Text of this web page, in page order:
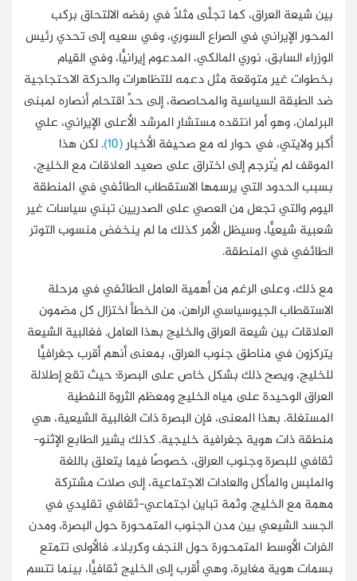
بين شيعة العراق، كما تجلَّى مثلًا في رفضه الالتحاق بركب
المحور الإيراني في الصراع السوري، وفي سعيه إلى تحدي رئيس
الوزراء السابق، نوري المالكي، المدعوم إيرانيًّا، وفي القيام
بخطوات غير متوقعة مثل دعمه للتظاهرات والحركة الاحتجاجية
ضد الطبقة السياسية والمحاصصة، إلى حدِّ اقتحام أنصاره لمبنى
البرلمان، وهو أمر انتقده مستشار المرشد الأعلى الإيراني، علي
أكبر ولايتي، في حوار له مع صحيفة الأخبار(10)
. لكن هذا
الموقف لم يُترجم إلى اختراق على صعيد العلاقات مع الخليج،
بسبب الحدود التي يرسمها الاستقطاب الطائفي في المنطقة
اليوم والتي تجعل من العصي على الصدريين تبني سياسات غير
شعبية شيعيًّا، وسيظل الأمر كذلك ما لم ينخفض منسوب التوتر
الطائفي في المنطقة.
مع ذلك، وعلى الرغم من أهمية العامل الطائفي في مرحلة
الاستقطاب الجيوسياسي الراهن، من الخطأ اختزال كل مضمون
العلاقات بين شيعة العراق والخليج بهذا العامل. فغالبية الشيعة
يتركزون في مناطق جنوب العراق، بمعنى أنهم أقرب جغرافيًّا
للخليج، ويصح ذلك بشكل خاص على البصرة؛ حيث تقع إطلالة
العراق الوحيدة على مياه الخليج ومعظم الثروة النفطية
المستغلة. بهذا المعنى، فإن البصرة ذات الغالبية الشيعية، هي
منطقة ذات هوية جغرافية خليجية. كذلك يشير الطابع الإثنو-
ثقافي للبصرة وجنوب العراق، خصوصًا فيما يتعلق باللغة
والملبس والمأكل والعادات الاجتماعية، إلى صلات مشتركة
مهمة مع الخليج. وثمة تباين اجتماعي-ثقافي تقليدي في
الجسد الشيعي بين مدن الجنوب المتمحورة حول البصرة، ومدن
الفرات الأوسط المتمحورة حول النجف وكربلاء. فالأولى تتمتع
بسمات هوية مغايرة، وهي أقرب إلى الخليج ثقافيًّا، بينما تتسم